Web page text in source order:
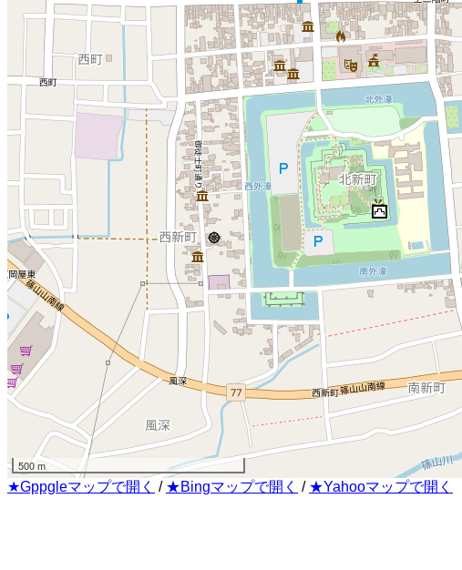
500 m
★Gppgleマップで開く / ★Bingマップで開く / ★Yahooマップで開く